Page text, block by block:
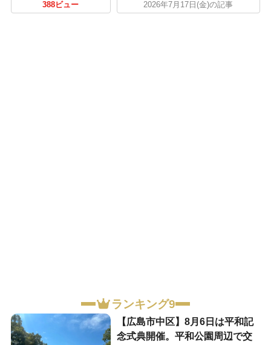
388ビュー 2026年7月17日(金)の記事
ランキング9
【広島市中区】8月6日は平和記
念式典開催。平和公園周辺で交